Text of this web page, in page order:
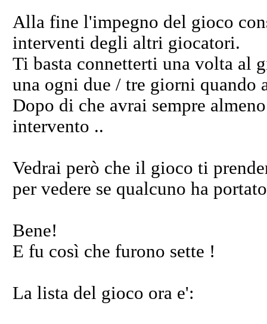
Alla fine l'impegno del gioco
interventi degli altri giocatori.
Ti basta connetterti una volta al
una ogni due / tre giorni quando
Dopo di che avrai sempre
intervento ..
Vedrai però che il gioco ti
per vedere se qualcuno ha
Bene!
E fu così che furono sette !
La lista del gioco ora e':